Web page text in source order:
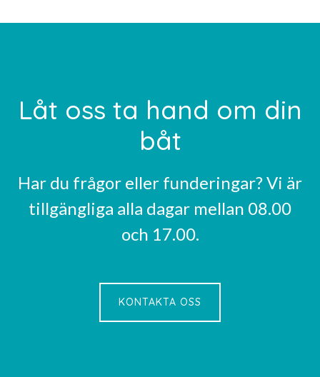
Footer
Låt oss ta hand om din
båt
Har du frågor eller funderingar? Vi är
tillgängliga alla dagar mellan 08.00
och 17.00.
KONTAKTA OSS